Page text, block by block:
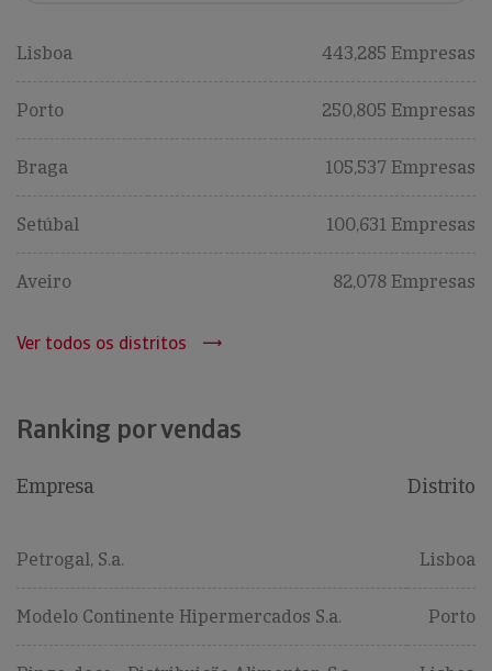
Lisboa 443,285 Empresas
Porto 250,805 Empresas
Braga 105,537 Empresas
Setúbal 100,631 Empresas
Aveiro 82,078 Empresas
Ver todos os distritos
Ranking por vendas
Empresa Distrito
Petrogal, S.a. Lisboa
Modelo Continente Hipermercados S.a. Porto